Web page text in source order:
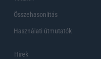
Összehasonlítás
Használati útmutatók
Hirek